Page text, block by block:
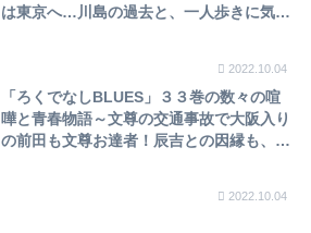
は東京へ…川島の過去と、一人歩きに気づ
2022.10.04
「ろくでなしBLUES」３３巻の数々の喧
嘩と青春物語～文尊の交通事故で大阪入り
の前田も文尊お達者！辰吉との因縁も、少
2022.10.04